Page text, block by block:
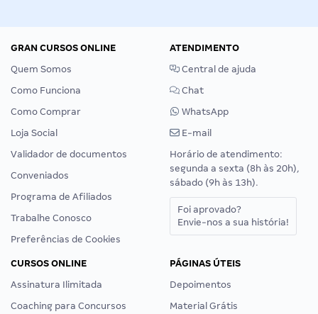
GRAN CURSOS ONLINE
Quem Somos
Como Funciona
Como Comprar
Loja Social
Validador de documentos
Conveniados
Programa de Afiliados
Trabalhe Conosco
Preferências de Cookies
ATENDIMENTO
Central de ajuda
Chat
WhatsApp
E-mail
Horário de atendimento:
segunda a sexta (8h às 20h),
sábado (9h às 13h).
Foi aprovado?
Envie-nos a sua história!
CURSOS ONLINE
Assinatura Ilimitada
Coaching para Concursos
PÁGINAS ÚTEIS
Depoimentos
Material Grátis